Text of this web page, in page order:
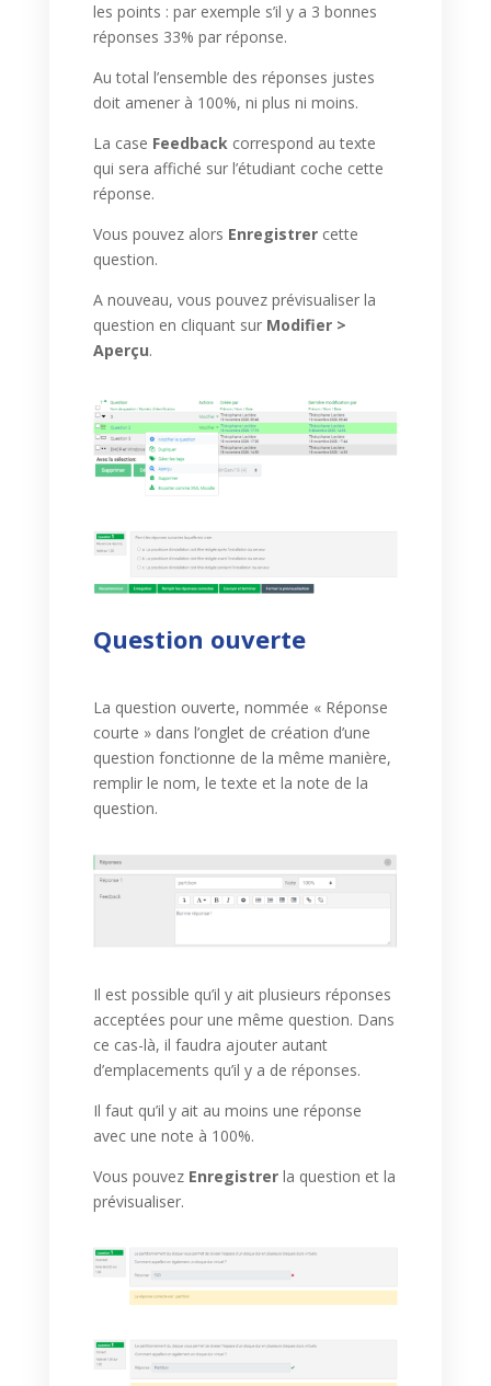
les points : par exemple s’il y a 3 bonnes
réponses 33% par réponse.
Au total l’ensemble des réponses justes
doit amener à 100%, ni plus ni moins.
La case Feedbackcorrespond au texte
qui sera affiché sur l’étudiant coche cette
réponse.
Vous pouvez alors Enregistrercette
question.
A nouveau, vous pouvez prévisualiser la
question en cliquant sur Modifier >
Aperçu.
Question ouverte
La question ouverte, nommée « Réponse
courte » dans l’onglet de création d’une
question fonctionne de la même manière,
remplir le nom, le texte et la note de la
question.
Il est possible qu’il y ait plusieurs réponses
acceptées pour une même question. Dans
ce cas-là, il faudra ajouter autant
d’emplacements qu’il y a de réponses.
Il faut qu’il y ait au moins une réponse
avec une note à 100%.
Vous pouvez Enregistrerla question et la
prévisualiser.